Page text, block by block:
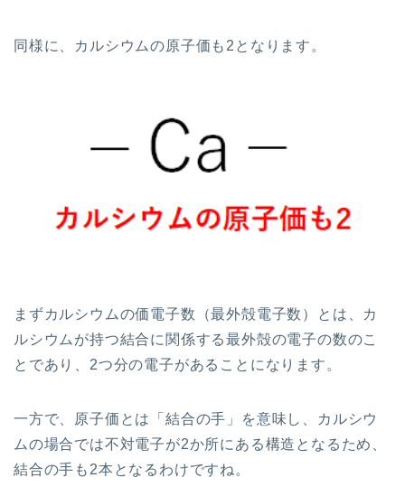
同様に、カルシウムの原子価も2となります。
まずカルシウムの価電子数（最外殻電子数）とは、カ
ルシウムが持つ結合に関係する最外殻の電子の数のこ
とであり、2つ分の電子があることになります。
一方で、原子価とは「結合の手」を意味し、カルシウ
ムの場合では不対電子が2か所にある構造となるため、
結合の手も2本となるわけですね。